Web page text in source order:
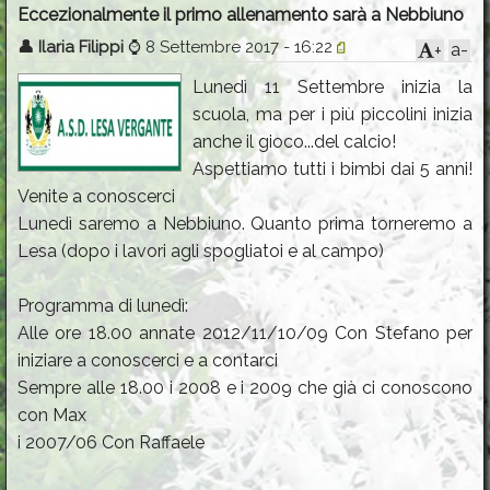
Info & Iscrizioni
Programmi e Comunicazioni
Le squadre
Gallery
Contatti
Calendario
Eccezionalmente il primo allenamento sarà a Nebbiuno
👤 Ilaria Filippi ⌚ 8 Settembre 2017 - 16:22 a-
+
Lunedì 11 Settembre inizia la
scuola, ma per i più piccolini inizia
anche il gioco...del calcio!
Aspettiamo tutti i bimbi dai 5 anni!
Venite a conoscerci
Lunedì saremo a Nebbiuno. Quanto prima torneremo a
Lesa (dopo i lavori agli spogliatoi e al campo)
Programma di lunedì:
Alle ore 18.00 annate 2012/11/10/09 Con Stefano per
iniziare a conoscerci e a contarci
Sempre alle 18.00 i 2008 e i 2009 che già ci conoscono
con Max
i 2007/06 Con Raffaele